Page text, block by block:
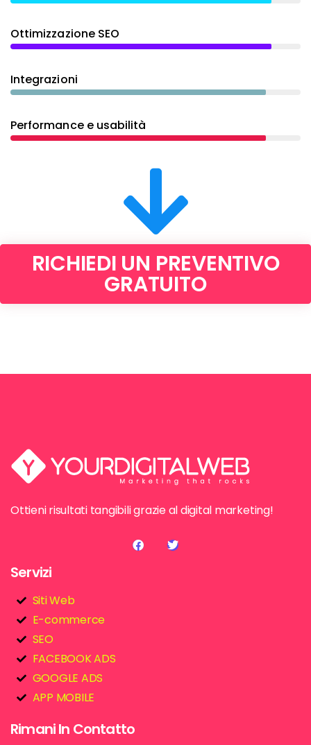
Ottimizzazione SEO
Integrazioni
Performance e usabilità
RICHIEDI UN PREVENTIVO
GRATUITO
Ottieni risultati tangibili grazie al digital marketing!
Servizi
Siti Web
E-commerce
SEO
FACEBOOK ADS
GOOGLE ADS
APP MOBILE
Rimani In Contatto